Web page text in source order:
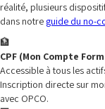
réalité, plusieurs
dans notre guide du no-
🏦
CPF (Mon Compte
Accessible à tous les
Inscription directe sur
avec OPCO.